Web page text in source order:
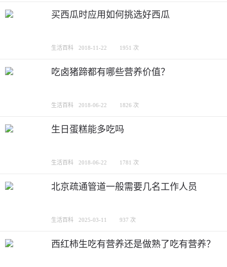
买西瓜时应用如何挑选好西瓜
生活百科 2018-11-22 1951 次
吃卤猪蹄都有哪些营养价值？
生活百科 2018-06-22 1826 次
生日蛋糕能多吃吗
生活百科 2018-06-22 1781 次
北京疏通管道一般需要几名工作人员
生活百科 2025-03-11 937 次
西红柿生吃有营养还是做熟了吃有营养？